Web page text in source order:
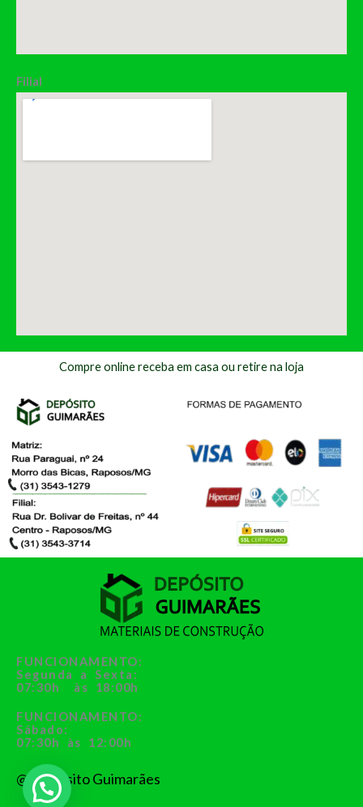
Filial
Compre online receba em casa ou retire na loja
FUNCIONAMENTO:
Segunda a Sexta:
07:30h às 18:00h
FUNCIONAMENTO:
Sábado:
07:30h às 12:00h
@ Depósito Guimarães